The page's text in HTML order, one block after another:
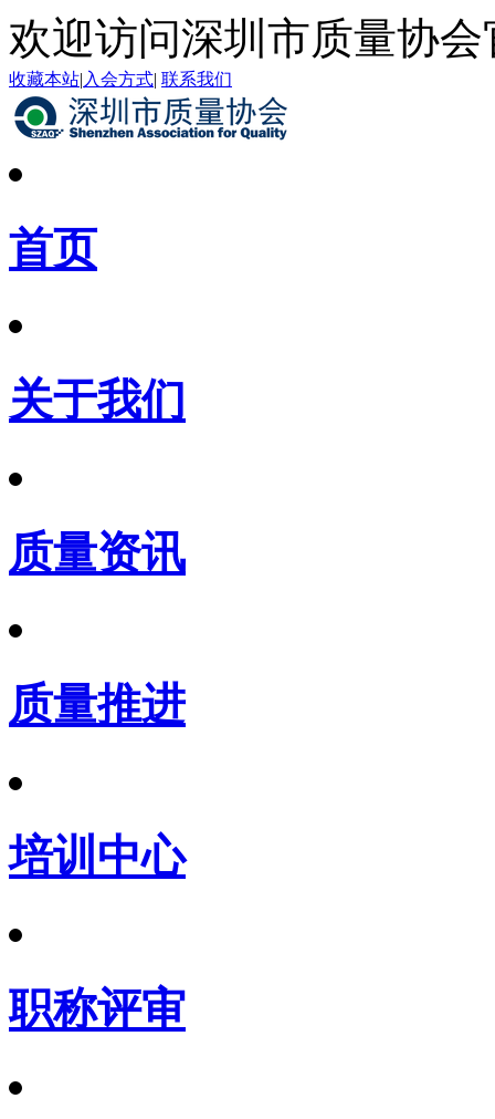
欢迎访问深圳市质量协会
收藏本站| 入会方式| 联系我们
首页
关于我们
质量资讯
质量推进
培训中心
职称评审